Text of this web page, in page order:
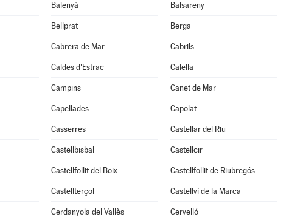
Balenyà Balsareny
Bellprat Berga
Cabrera de Mar Cabrils
Caldes d'Estrac Calella
Campins Canet de Mar
Capellades Capolat
Casserres Castellar del Riu
Castellbisbal Castellcir
Castellfollit del Boix Castellfollit de Riubregós
Castellterçol Castellví de la Marca
Cerdanyola del Vallès Cervelló